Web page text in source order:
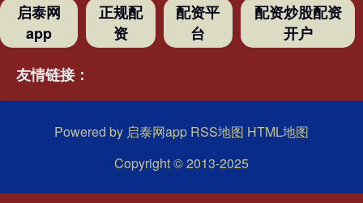
启泰网
app
正规配
资
配资平
台
配资炒股配资
开户
友情链接：
Powered by 启泰网app RSS地图 HTML地图
Copyright© 2013-2025